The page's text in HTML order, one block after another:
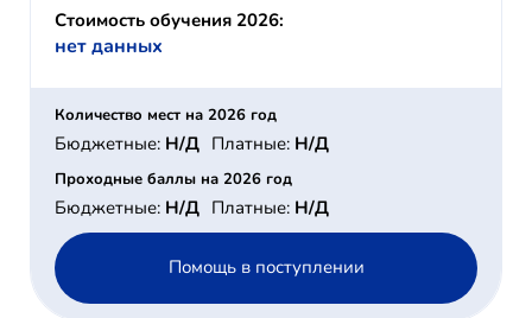
Стоимость обучения 2026:
нет данных
Количество мест на 2026 год
Бюджетные: Н/Д Платные: Н/Д
Проходные баллы на 2026 год
Бюджетные: Н/Д Платные: Н/Д
Помощь в поступлении